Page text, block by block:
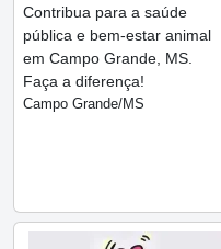
Contribua para a saúde
pública e bem-estar animal
em Campo Grande, MS.
Faça a diferença!
Campo Grande/MS